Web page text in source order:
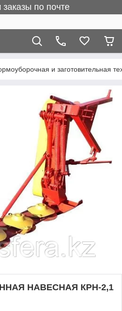
по почте
и заготовительная
НАВЕСНАЯ КРН-2,1